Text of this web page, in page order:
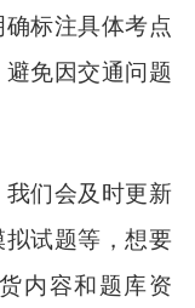
标注具体考点
免因交通问题
们会及时更新
试题等，想要
内容和题库资